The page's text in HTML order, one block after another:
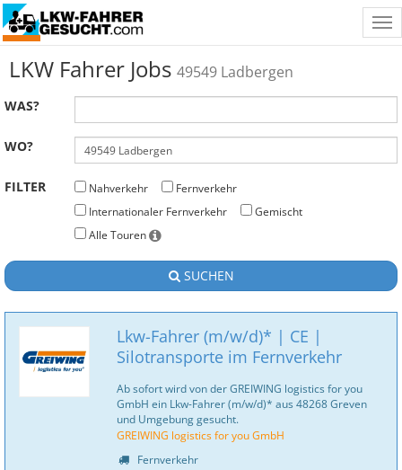
LKW Fahrer Jobs 49549 Ladbergen
WAS?
WO?
FILTER Nahverkehr
Fernverkehr
Internationaler Fernverkehr
Gemischt
Alle Touren
SUCHEN
Lkw-Fahrer (m/w/d)* | CE |
Silotransporte im Fernverkehr
Ab sofort wird von der GREIWING logistics for you
GmbH ein Lkw-Fahrer (m/w/d)* aus 48268 Greven
und Umgebung gesucht.
GREIWING logistics for you GmbH
Fernverkehr